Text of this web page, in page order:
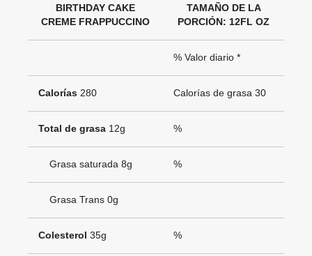
BIRTHDAY CAKE
CREME FRAPPUCCINO
TAMAÑO DE LA
PORCIÓN: 12FL OZ
% Valor diario *
Calorías 280 Calorías de grasa 30
Total de grasa 12g %
Grasa saturada 8g %
Grasa Trans 0g
Colesterol 35g %